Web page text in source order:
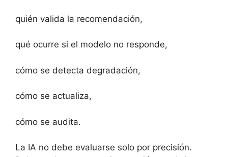
quién valida la recomendación,
qué ocurre si el modelo no responde,
cómo se detecta degradación,
cómo se actualiza,
cómo se audita.
La IA no debe evaluarse solo por precisión.